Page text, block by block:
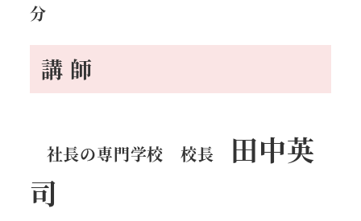
分
講 師
社長の専門学校 校長 田中英
司